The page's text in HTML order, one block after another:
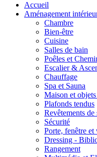
Accueil
Aménagement
Chambre
Bien-être
Cuisine
Salles de bain
Poêles et
Escalier &
Chauffage
Spa et Sauna
Maison et
Plafonds tendus
Revêtements de
Sécurité
Porte, fenêtre et
Dressing -
Rangement